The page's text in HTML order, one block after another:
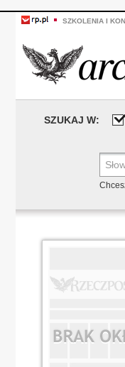
SZKOLENIA I
SZUKAJ W: